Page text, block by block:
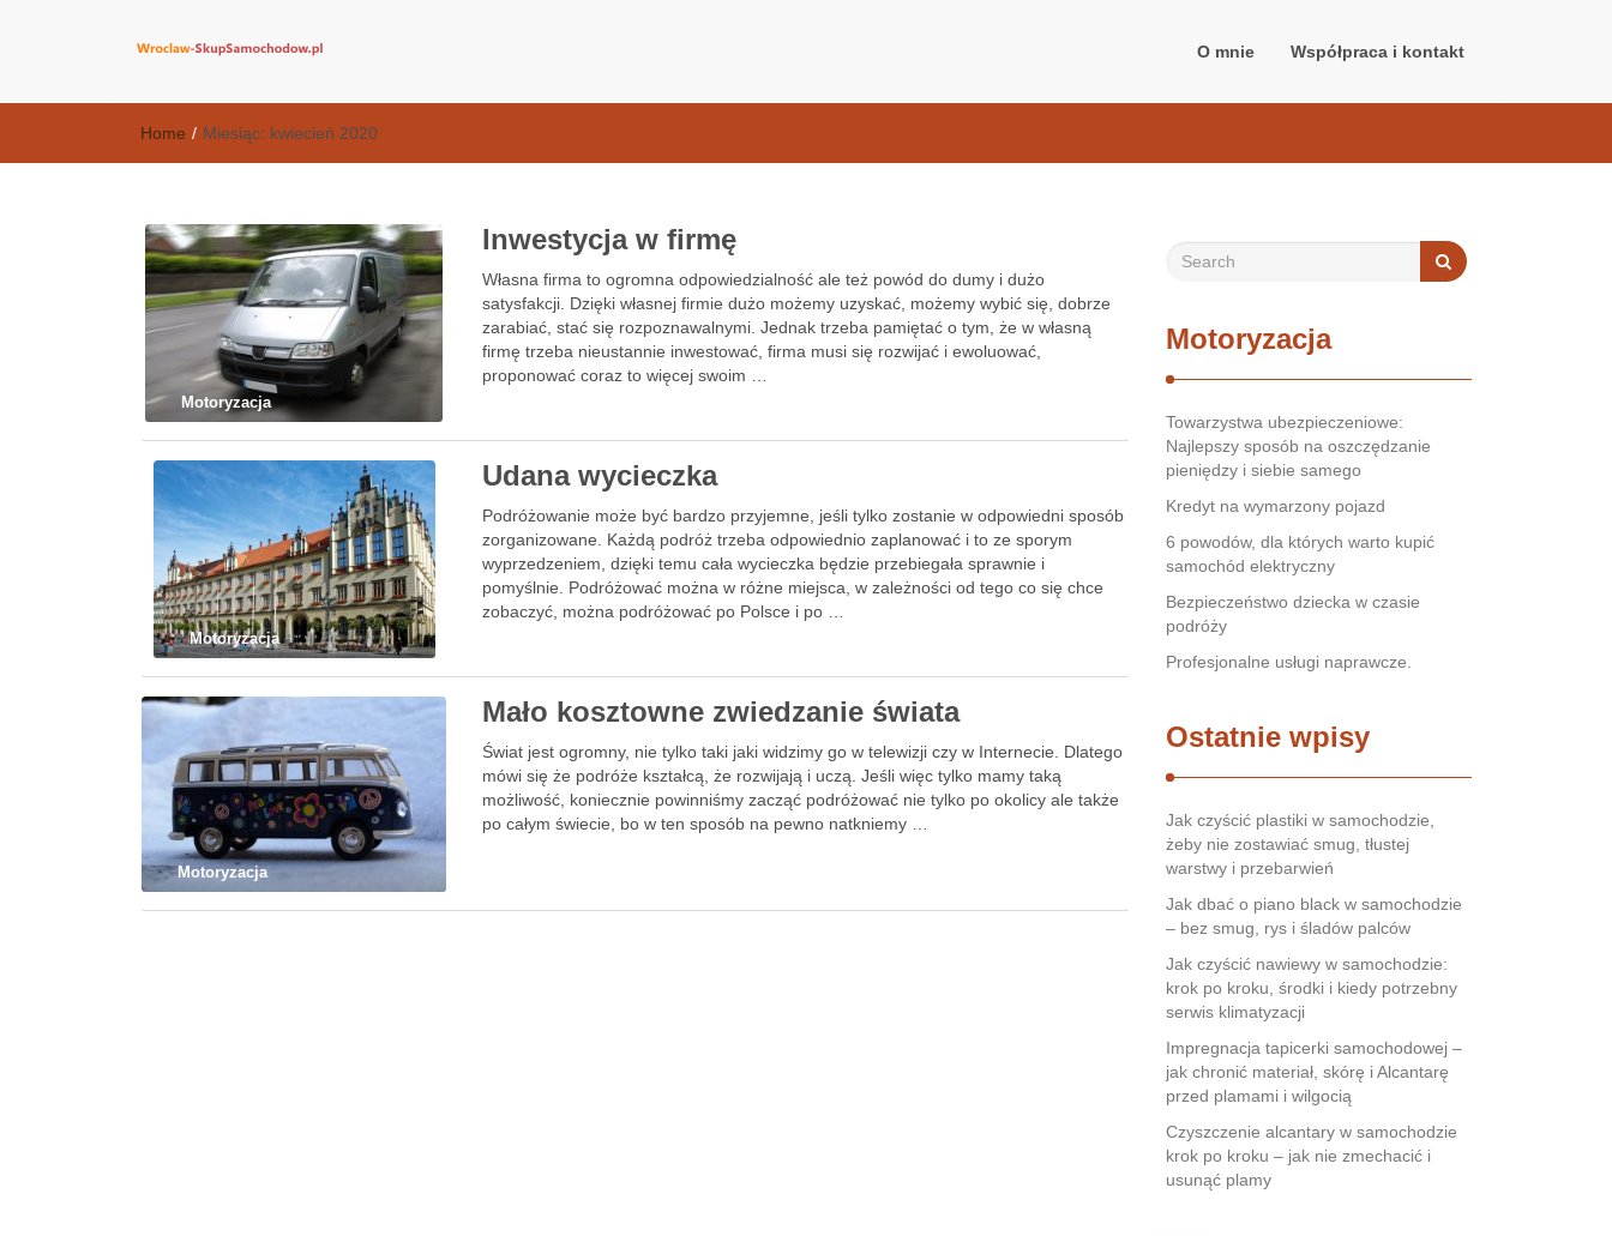
O mnie Współpraca i kontakt
Home / Miesiąc: kwiecień 2020
Motoryzacja
Inwestycja w firmę
Własna firma to ogromna odpowiedzialność ale też powód do dumy i dużo
satysfakcji. Dzięki własnej firmie dużo możemy uzyskać, możemy wybić się, dobrze
zarabiać, stać się rozpoznawalnymi. Jednak trzeba pamiętać o tym, że w własną
firmę trzeba nieustannie inwestować, firma musi się rozwijać i ewoluować,
proponować coraz to więcej swoim …
Motoryzacja
Udana wycieczka
Podróżowanie może być bardzo przyjemne, jeśli tylko zostanie w odpowiedni sposób
zorganizowane. Każdą podróż trzeba odpowiednio zaplanować i to ze sporym
wyprzedzeniem, dzięki temu cała wycieczka będzie przebiegała sprawnie i
pomyślnie. Podróżować można w różne miejsca, w zależności od tego co się chce
zobaczyć, można podróżować po Polsce i po …
Motoryzacja
Mało kosztowne zwiedzanie świata
Świat jest ogromny, nie tylko taki jaki widzimy go w telewizji czy w Internecie. Dlatego
mówi się że podróże kształcą, że rozwijają i uczą. Jeśli więc tylko mamy taką
możliwość, koniecznie powinniśmy zacząć podróżować nie tylko po okolicy ale także
po całym świecie, bo w ten sposób na pewno natkniemy …
Motoryzacja
Towarzystwa ubezpieczeniowe:
Najlepszy sposób na oszczędzanie
pieniędzy i siebie samego
Kredyt na wymarzony pojazd
6 powodów, dla których warto kupić
samochód elektryczny
Bezpieczeństwo dziecka w czasie
podróży
Profesjonalne usługi naprawcze.
Ostatnie wpisy
Jak czyścić plastiki w samochodzie,
żeby nie zostawiać smug, tłustej
warstwy i przebarwień
Jak dbać o piano black w samochodzie
– bez smug, rys i śladów palców
Jak czyścić nawiewy w samochodzie:
krok po kroku, środki i kiedy potrzebny
serwis klimatyzacji
Impregnacja tapicerki samochodowej –
jak chronić materiał, skórę i Alcantarę
przed plamami i wilgocią
Czyszczenie alcantary w samochodzie
krok po kroku – jak nie zmechacić i
usunąć plamy